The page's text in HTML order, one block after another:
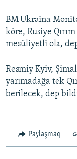
BM Ukraina
köre, Rusiye
mesüliyetli ola,
Resmiy Kyiv,
yarımadağa tek
berilecek, dep
Paylaşmaq